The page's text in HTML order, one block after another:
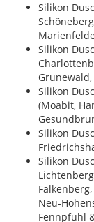
Silikon
Silikon
Silikon
(Moabit,
Silikon
Silikon
Neu-
Fennpfuhl